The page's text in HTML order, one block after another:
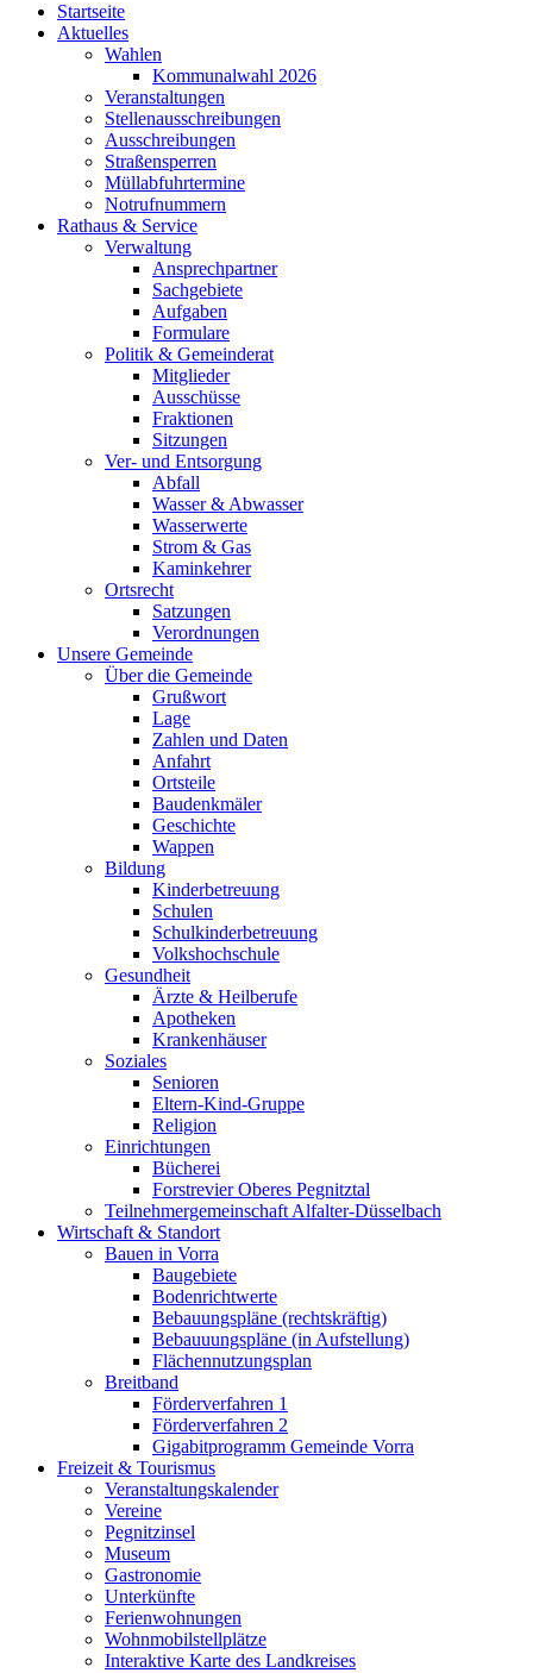
Startseite
Aktuelles
Wahlen
Kommunalwahl 2026
Veranstaltungen
Stellenausschreibungen
Ausschreibungen
Straßensperren
Müllabfuhrtermine
Notrufnummern
Rathaus & Service
Verwaltung
Ansprechpartner
Sachgebiete
Aufgaben
Formulare
Politik & Gemeinderat
Mitglieder
Ausschüsse
Fraktionen
Sitzungen
Ver- und Entsorgung
Abfall
Wasser & Abwasser
Wasserwerte
Strom & Gas
Kaminkehrer
Ortsrecht
Satzungen
Verordnungen
Unsere Gemeinde
Über die Gemeinde
Grußwort
Lage
Zahlen und Daten
Anfahrt
Ortsteile
Baudenkmäler
Geschichte
Wappen
Bildung
Kinderbetreuung
Schulen
Schulkinderbetreuung
Volkshochschule
Gesundheit
Ärzte & Heilberufe
Apotheken
Krankenhäuser
Soziales
Senioren
Eltern-Kind-Gruppe
Religion
Einrichtungen
Bücherei
Forstrevier Oberes Pegnitztal
Teilnehmergemeinschaft Alfalter-Düsselbach
Wirtschaft & Standort
Bauen in Vorra
Baugebiete
Bodenrichtwerte
Bebauungspläne (rechtskräftig)
Bebauuungspläne (in Aufstellung)
Flächennutzungsplan
Breitband
Förderverfahren 1
Förderverfahren 2
Gigabitprogramm Gemeinde Vorra
Freizeit & Tourismus
Veranstaltungskalender
Vereine
Pegnitzinsel
Museum
Gastronomie
Unterkünfte
Ferienwohnungen
Wohnmobilstellplätze
Interaktive Karte des Landkreises